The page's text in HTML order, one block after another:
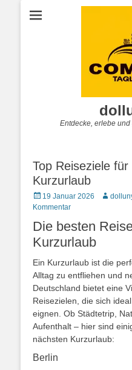
Entdecke, erlebe
Top Reiseziele
Kurzurlaub
Posted
on
19 Januar 2026 Autor
Kommentar
Die besten
Kurzurlaub
Ein Kurzurlaub ist die
Alltag zu entfliehen und
Deutschland bietet eine
Reisezielen, die sich
eignen. Ob Städtetrip,
Aufenthalt – hier sind
nächsten Kurzurlaub:
Berlin